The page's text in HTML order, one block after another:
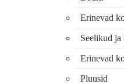
Erinevad
Seelikud ja
Erinevad
Pluusid